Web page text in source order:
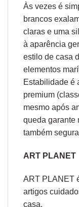
Às vezes é
brancos
claras e uma
à aparência
estilo de casa
elementos
Estabilidade é
premium
mesmo após
queda garante
também
ART PLANET
ART PLANET
artigos
casa.